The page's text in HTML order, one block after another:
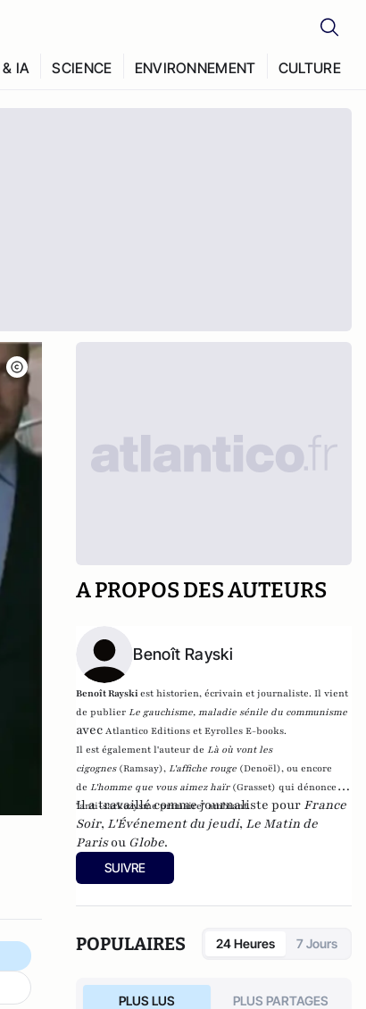
IA SCIENCE ENVIRONNEMENT CULTURE
A PROPOS DES AUTEURS
Benoît Rayski
Benoît Rayskiest historien, écrivain et journaliste. Il vient
de publierLe gauchisme, maladie sénile du communisme
avecAtlantico Editions et Eyrolles E-books.
Il est également l'auteur deLà où vont les
cigognes (Ramsay),L'affiche rouge (Denoël), ou encore
deL'homme que vous aimez haïr (Grasset) qui dénonce l'
"anti-sarkozysme primaire" ambiant.
Il a travaillé comme journaliste pour France
Soir, L'Événement du jeudi, Le Matin de
Parisou Globe.
SUIVRE
POPULAIRES 24 Heures 7 Jours
PLUS LUS PLUS PARTAGES